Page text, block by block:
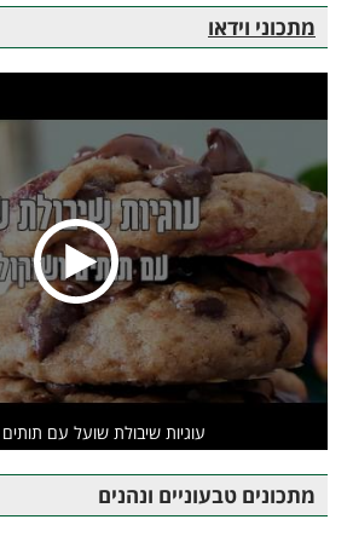
מתכוני וידאו
עוגיות שיבולת שועל עם תותים
מתכונים טבעוניים ונהנים